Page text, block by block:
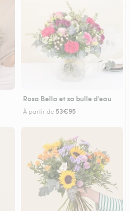
Rosa Bella et sa bulle d'eau
À partir de 53€95